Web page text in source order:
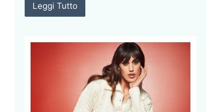
Leggi Tutto